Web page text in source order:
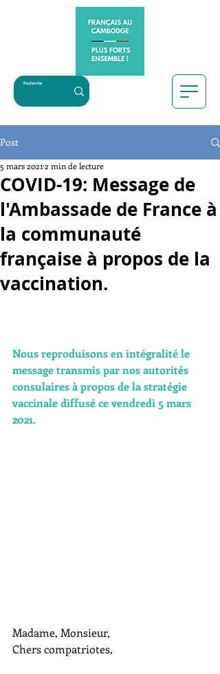
Post
COVID-19: Message de
l'Ambassade de France à
la communauté
française à propos de la
vaccination.
5 mars 2021 2 min de lecture
Nous reproduisons en intégralité le
message transmis par nos autorités
consulaires à propos de la stratégie
vaccinale diffusé ce vendredi 5 mars
2021.
Madame, Monsieur,
Chers compatriotes,